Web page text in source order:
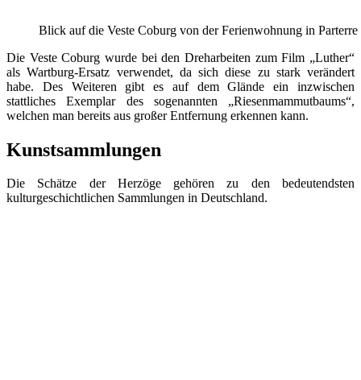
Blick auf die Veste Coburg von der Ferienwohnung in Parterre
Die Veste Coburg wurde bei den Dreharbeiten zum Film „Luther“
als Wartburg-Ersatz verwendet, da sich diese zu stark verändert
habe. Des Weiteren gibt es auf dem Glände ein inzwischen
stattliches Exemplar des sogenannten „Riesenmammutbaums“,
welchen man bereits aus großer Entfernung erkennen kann.
Kunstsammlungen
Die Schätze der Herzöge gehören zu den bedeutendsten
kulturgeschichtlichen Sammlungen in Deutschland.